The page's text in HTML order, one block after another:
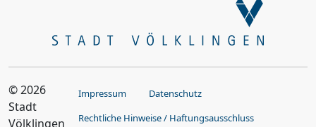
© 2026
Stadt
Völklingen
Impressum
Datenschutz
Rechtliche Hinweise / Haftungsausschluss